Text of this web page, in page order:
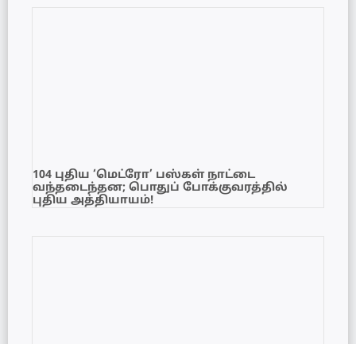
104 புதிய ‘மெட்ரோ’ பஸ்கள் நாட்டை
வந்தடைந்தன; பொதுப் போக்குவரத்தில்
புதிய அத்தியாயம்!